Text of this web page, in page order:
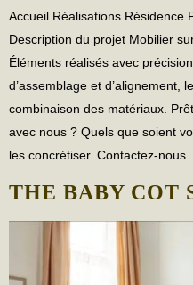
Accueil Réalisations Résidence
Description du projet Mobilier
Éléments réalisés avec
d’assemblage et d’alignement,
combinaison des matériaux.
avec nous ? Quels que soient
les concrétiser. Contactez-nous
THE BABY COT